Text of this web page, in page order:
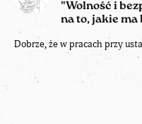
"Wolność i
na to, jakie ma
Dobrze, że w pracach przy